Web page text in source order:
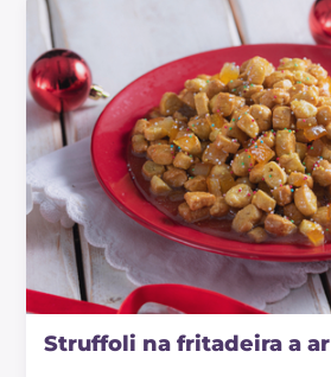
Struffoli na fritadeira a ar